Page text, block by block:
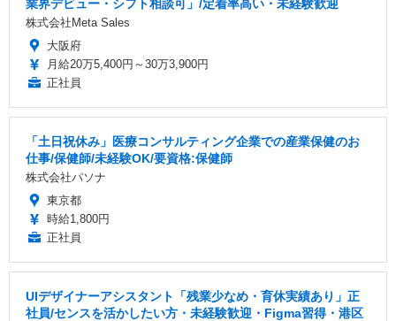
業界デビュー・シフト相談可」/定着率高い・未経験歓迎
株式会社Meta Sales
大阪府
月給20万5,400円～30万3,900円
正社員
「土日祝休み」医療コンサルティング企業での産業保健のお
仕事/保健師/未経験OK/要資格:保健師
株式会社パソナ
東京都
時給1,800円
正社員
UIデザイナーアシスタント「残業少なめ・育休実績あり」正
社員/センスを活かしたい方・未経験歓迎・Figma習得・港区